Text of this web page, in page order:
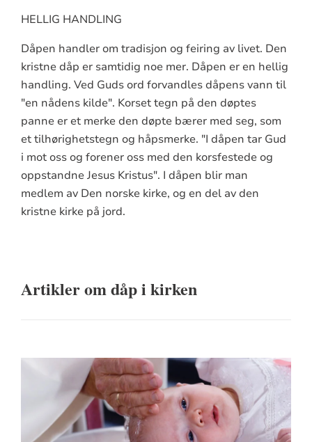
HELLIG HANDLING
Dåpen handler om tradisjon og feiring av livet. Den
kristne dåp er samtidig noe mer. Dåpen er en hellig
handling. Ved Guds ord forvandles dåpens vann til
"en nådens kilde". Korset tegn på den døptes
panne er et merke den døpte bærer med seg, som
et tilhørighetstegn og håpsmerke. "I dåpen tar Gud
i mot oss og forener oss med den korsfestede og
oppstandne Jesus Kristus". I dåpen blir man
medlem av Den norske kirke, og en del av den
kristne kirke på jord.
Artikler om dåp i kirken